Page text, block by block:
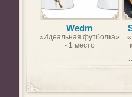
Wedm
«Идеальная футболка»
- 1 место